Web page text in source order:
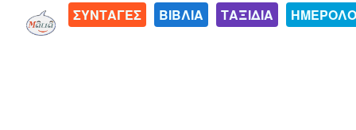
ΣΥΝΤΑΓΕΣ ΒΙΒΛΙΑ ΤΑΞΙΔΙΑ